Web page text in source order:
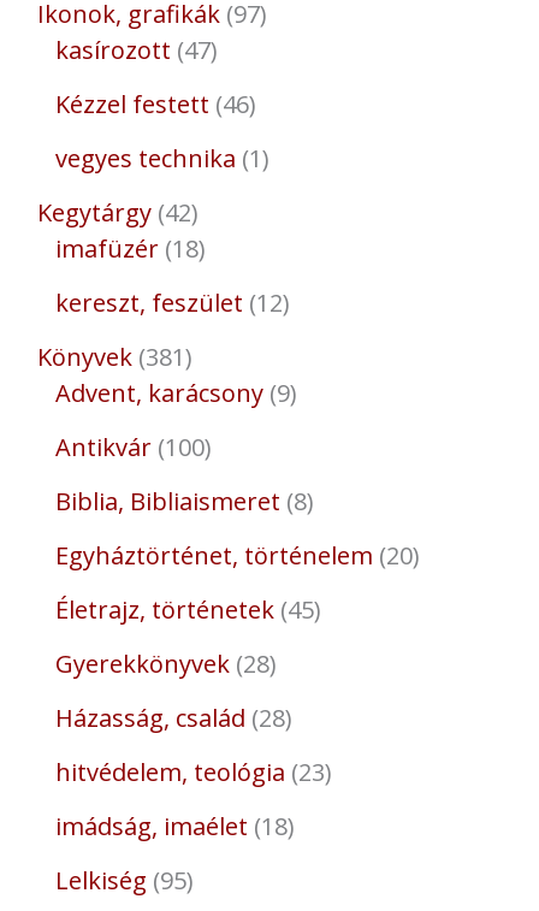
Ikonok, grafikák 97
kasírozott 47
Kézzel festett 46
vegyes technika 1
Kegytárgy 42
imafüzér 18
kereszt, feszület 12
Könyvek 381
Advent, karácsony 9
Antikvár 100
Biblia, Bibliaismeret 8
Egyháztörténet, történelem 20
Életrajz, történetek 45
Gyerekkönyvek 28
Házasság, család 28
hitvédelem, teológia 23
imádság, imaélet 18
Lelkiség 95